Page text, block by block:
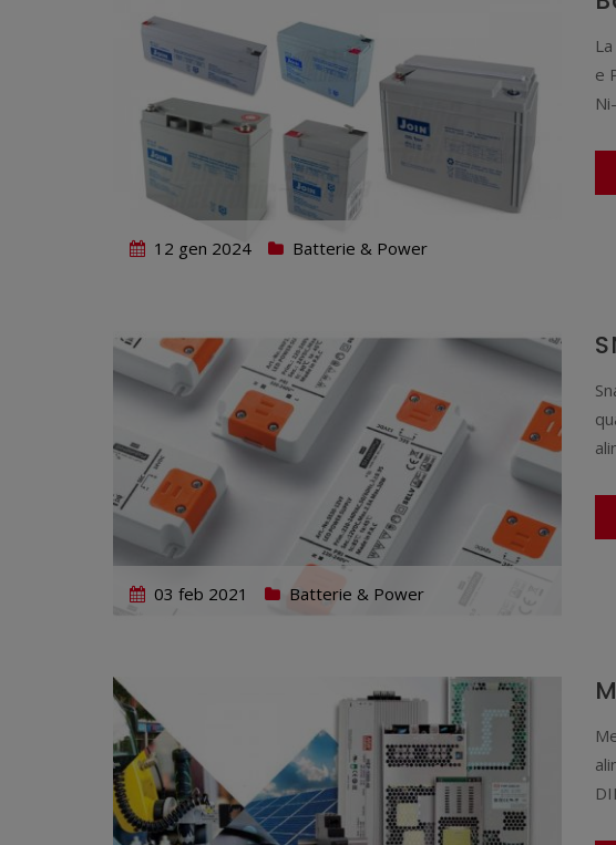
12 gen 2024 Batterie & Power
e
03 feb 2021 Batterie & Power